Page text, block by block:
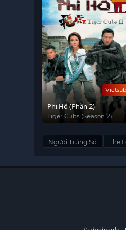
Phi Hổ (Phần 2)
Tiger Cubs (Season 2)
Người Trúng Số The